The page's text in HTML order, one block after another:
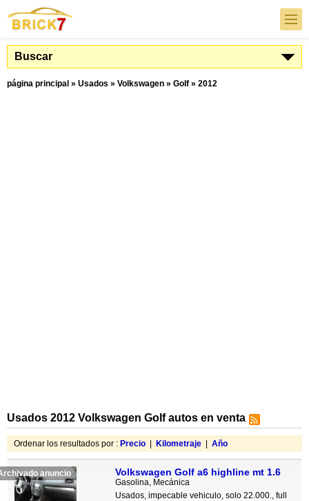
Buscar
página principal » Usados » Volkswagen » Golf » 2012
Usados 2012 Volkswagen Golf autos en venta
Ordenar los resultados por : Precio Kilometraje Año
anuncio Volkswagen Golf a6 highline mt 1.6
Gasolina, Mecánica
Usados, impecable vehiculo, solo 22.000., full